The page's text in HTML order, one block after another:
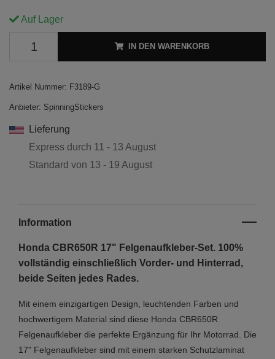
Auf Lager
IN DEN WARENKORB
Artikel Nummer: F3189-G
Anbieter: SpinningStickers
Lieferung
Express durch 11 - 13 August
Standard von 13 - 19 August
Information
Honda CBR650R 17" Felgenaufkleber-Set. 100%
vollständig einschließlich Vorder- und Hinterrad,
beide Seiten jedes Rades.
Mit einem einzigartigen Design, leuchtenden Farben und
hochwertigem Material sind diese Honda CBR650R
Felgenaufkleber die perfekte Ergänzung für Ihr Motorrad. Die
17" Felgenaufkleber sind mit einem starken Schutzlaminat